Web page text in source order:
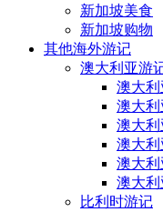
新加坡美食
新加坡购物
其他海外游记
澳大利亚游
澳大
澳大利
澳大
澳大
澳大
澳大
比利时游记